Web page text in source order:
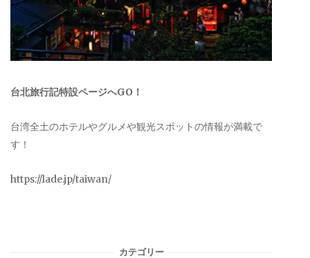
台北旅行記特設ページへGO！
台湾全土のホテルやグルメや観光スポットの情報が満載で
す！
https://lade.jp/taiwan/
カテゴリー